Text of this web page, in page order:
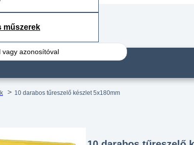
műszerek
10 darabos tűreszelő készlet 5x180mm